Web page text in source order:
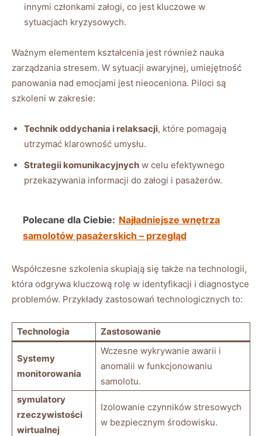
innymi członkami ⁤załogi, co jest kluczowe w
sytuacjach kryzysowych.
Ważnym ⁢elementem​ kształcenia jest również nauka
zarządzania‌ stresem. ⁢W sytuacji ‌awaryjnej, umiejętność⁣
panowania nad ⁤emocjami jest ‍nieoceniona. Piloci są‌
szkoleni w zakresie:
Technik oddychania i relaksacji, które pomagają
utrzymać klarowność umysłu.
Strategii komunikacyjnych w⁢ celu efektywnego
przekazywania ⁣informacji do załogi i pasażerów.
Polecane dla Ciebie: Najładniejsze wnętrza
samolotów pasażerskich – przegląd
Współczesne‌ szkolenia skupiają się także na ​technologii,
która odgrywa kluczową rolę w identyfikacji i diagnostyce
problemów. Przykłady zastosowań‌ technologicznych to:
Technologia Zastosowanie
Systemy
‍monitorowania
Wczesne wykrywanie awarii i
anomalii w funkcjonowaniu
‍samolotu.
symulatory
rzeczywistości
wirtualnej
Izolowanie ​czynników ⁤stresowych
w bezpiecznym‌ środowisku.